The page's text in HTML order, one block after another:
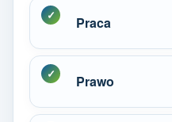
Praca
Prawo